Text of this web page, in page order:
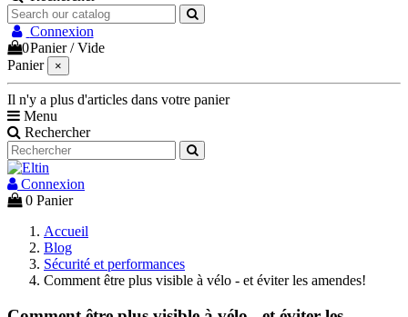
Connexion
0Panier /Vide
Panier
×
Il n'y a plus d'articles dans votre panier
Menu
Rechercher
Connexion
0 Panier
Accueil
Blog
Sécurité et performances
Comment être plus visible à vélo - et éviter les amendes!